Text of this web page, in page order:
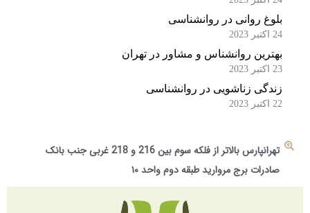
بلوغ روانی در روانشناسی
بهترین روانشناس و مشاور در تهران
زندگی زناشویی در روانشناسی
تهرانپارس بالاتر از فلکه سوم بین 216 و 218 غربی جنب بانک
صادرات برج مروارید طبقه دوم واحد ۱۰